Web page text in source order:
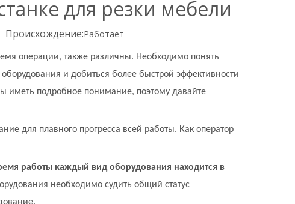
для резки мебели
Работает
операции, также различны. Необходимо понять
и добиться более быстрой эффективности
иметь подробное понимание, поэтому давайте
для плавного прогресса всей работы. Как оператор
работы каждый вид оборудования находится в
необходимо судить общий статус